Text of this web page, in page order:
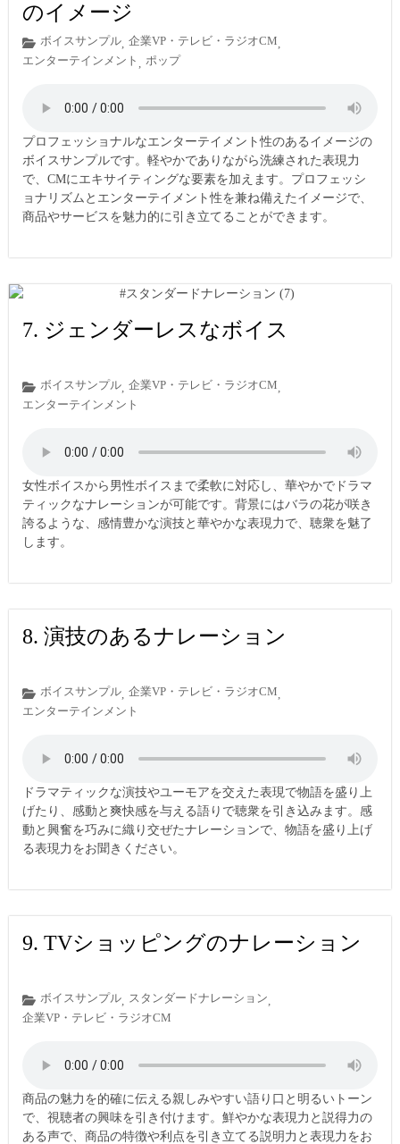
のイメージ
ボイスサンプル 企業VP・テレビ・ラジオCM
エンターテインメント
ポップ
プロフェッショナルなエンターテイメント性のあるイメージの
ボイスサンプルです。軽やかでありながら洗練された表現力
で、CMにエキサイティングな要素を加えます。プロフェッシ
ョナリズムとエンターテイメント性を兼ね備えたイメージで、
商品やサービスを魅力的に引き立てることができます。
7. ジェンダーレスなボイス
ボイスサンプル 企業VP・テレビ・ラジオCM
エンターテインメント
女性ボイスから男性ボイスまで柔軟に対応し、華やかでドラマ
ティックなナレーションが可能です。背景にはバラの花が咲き
誇るような、感情豊かな演技と華やかな表現力で、聴衆を魅了
します。
8. 演技のあるナレーション
ボイスサンプル 企業VP・テレビ・ラジオCM
エンターテインメント
ドラマティックな演技やユーモアを交えた表現で物語を盛り上
げたり、感動と爽快感を与える語りで聴衆を引き込みます。感
動と興奮を巧みに織り交ぜたナレーションで、物語を盛り上げ
る表現力をお聞きください。
9. TVショッピングのナレーション
ボイスサンプル スタンダードナレーション
企業VP・テレビ・ラジオCM
商品の魅力を的確に伝える親しみやすい語り口と明るいトーン
で、視聴者の興味を引き付けます。鮮やかな表現力と説得力の
ある声で、商品の特徴や利点を引き立てる説明力と表現力をお